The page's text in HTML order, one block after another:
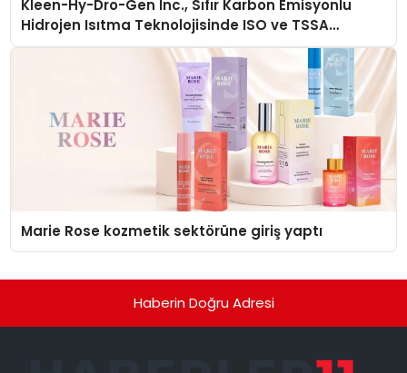
Kleen-Hy-Dro-Gen Inc., Sıfır Karbon Emisyonlu
Hidrojen Isıtma Teknolojisinde ISO ve TSSA
Düzenleyici Onaylarını Aldı
Marie Rose kozmetik sektörüne giriş yaptı
Haberin Doğru Adresi